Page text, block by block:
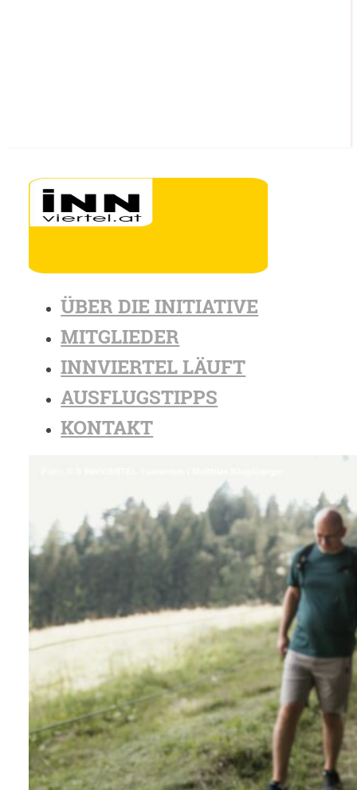
ÜBER DIE INITIATIVE
MITGLIEDER
INNVIERTEL LÄUFT
AUSFLUGSTIPPS
KONTAKT